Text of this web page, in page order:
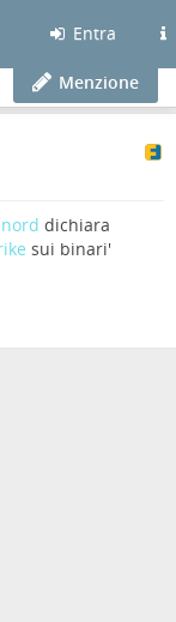
Entra
Menzione
dichiara
sui binari'